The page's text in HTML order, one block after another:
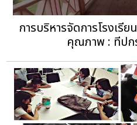
การบริหารจัดการโรงเรี
คุณภาพ : ทีปก